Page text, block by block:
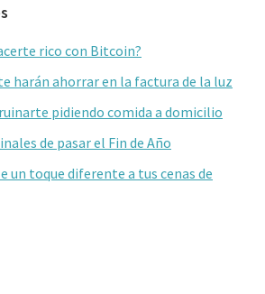
ar
tir
rico con Bitcoin?
harán ahorrar en la factura de la luz
pidiendo comida a domicilio
de pasar el Fin de Año
un toque diferente a tus cenas de